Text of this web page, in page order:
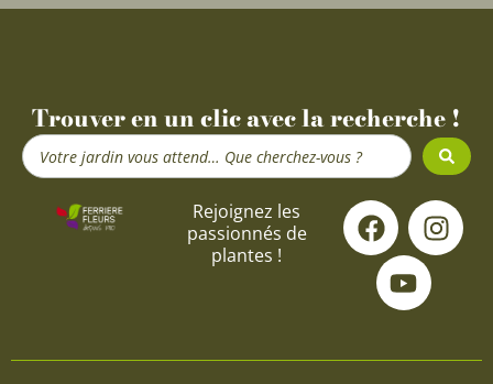
Trouver en un clic avec la recherche !
Search
...
Rejoignez les
passionnés de
plantes !
F
a
c
e
o
I
n
s
g
Y
o
u
t
u
b